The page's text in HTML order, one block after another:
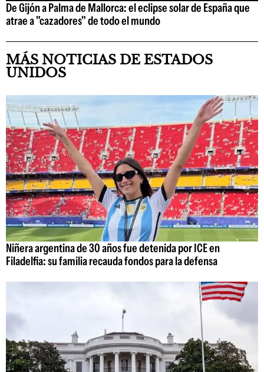
De Gijón a Palma de Mallorca: el eclipse solar de España que
atrae a "cazadores" de todo el mundo
MÁS NOTICIAS DE ESTADOS
UNIDOS
Niñera argentina de 30 años fue detenida por ICE en
Filadelfia: su familia recauda fondos para la defensa